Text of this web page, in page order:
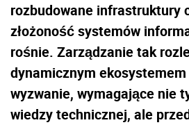
rozbudowane infrastruktury
złożoność systemów
rośnie. Zarządzanie tak
dynamicznym
wyzwanie, wymagające nie
wiedzy technicznej, ale